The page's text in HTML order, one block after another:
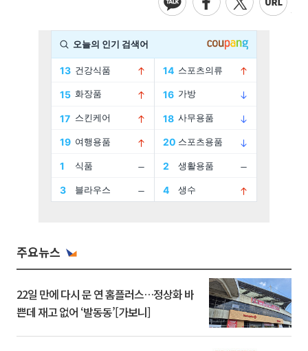
주요뉴스
22일 만에 다시 문 연 홈플러스…정상화 바
쁜데 재고 없어 ‘발동동’[가보니]